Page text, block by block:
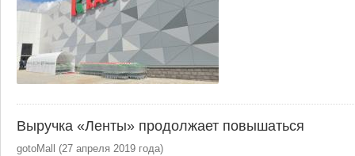
Выручка «Ленты» продолжает повышаться
gotoMall (27 апреля 2019 года)